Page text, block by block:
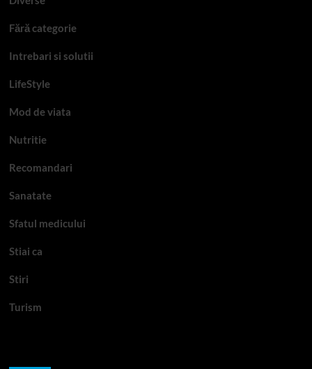
Fără categorie
Intrebari si solutii
LifeStyle
Mod de viata
Nutritie
Recomandari
Sanatate
Sfatul medicului
Stiai ca
Stiri
Turism